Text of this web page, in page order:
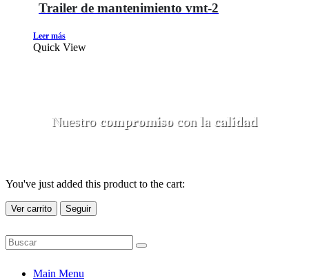
Trailer de mantenimiento vmt-2
Leer más
Quick View
Nuestro compromisocon la calidad
You've just added this product to the cart:
Ver carrito Seguir
Main Menu